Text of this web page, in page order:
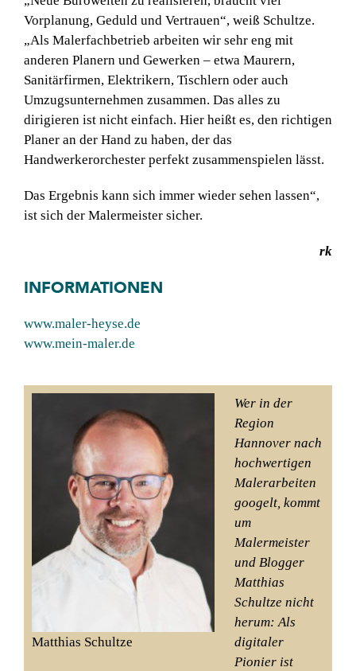
Vorplanung, Geduld und Vertrauen“, weiß Schultze.
„Als Malerfachbetrieb arbeiten wir sehr eng mit
anderen Planern und Gewerken – etwa Maurern,
Sanitärfirmen, Elektrikern, Tischlern oder auch
Umzugsunter­nehmen zusammen. Das alles zu
dirigieren ist nicht einfach. Hier heißt es, den richtigen
Planer an der Hand zu haben, der das
Handwerkerorchester perfekt zusammenspielen lässt.
Das Ergebnis kann sich immer wieder sehen lassen“,
ist sich der Malermeister sicher.
rk
INFORMATIONEN
www.maler-heyse.de
www.mein-maler.de
Matthias Schultze
Wer in der
Region
Hannover nach
hochwertigen
Malerarbeiten
googelt, kommt
um
Malermeister
und Blogger
Matthias
Schultze nicht
herum: Als
digitaler
Pionier ist